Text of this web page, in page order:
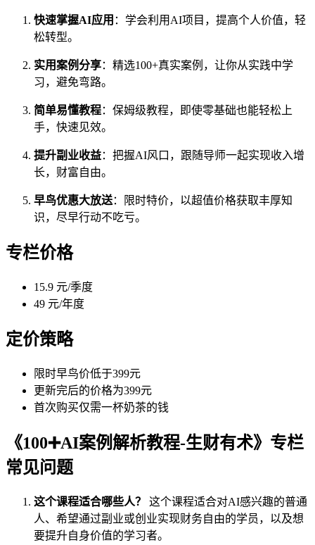
快速掌握AI应用 ：学会利用AI项目，提高个人价值，轻
松转型。
实用案例分享：精选100+真实案例，让你从实践中学
习，避免弯路。
简单易懂教程：保姆级教程，即使零基础也能轻松上
手，快速见效。
提升副业收益：把握AI风口，跟随导师一起实现收入增
长，财富自由。
早鸟优惠大放送：限时特价，以超值价格获取丰厚知
识，尽早行动不吃亏。
专栏价格
15.9 元/季度
49 元/年度
定价策略
限时早鸟价低于399元
更新完后的价格为399元
首次购买仅需一杯奶茶的钱
《100➕AI案例解析教程-生财有术》专栏
常见问题
这个课程适合哪些人？
这个课程适合对AI感兴趣的普通
人、希望通过副业或创业实现财务自由的学员，以及想
要提升自身价值的学习者。